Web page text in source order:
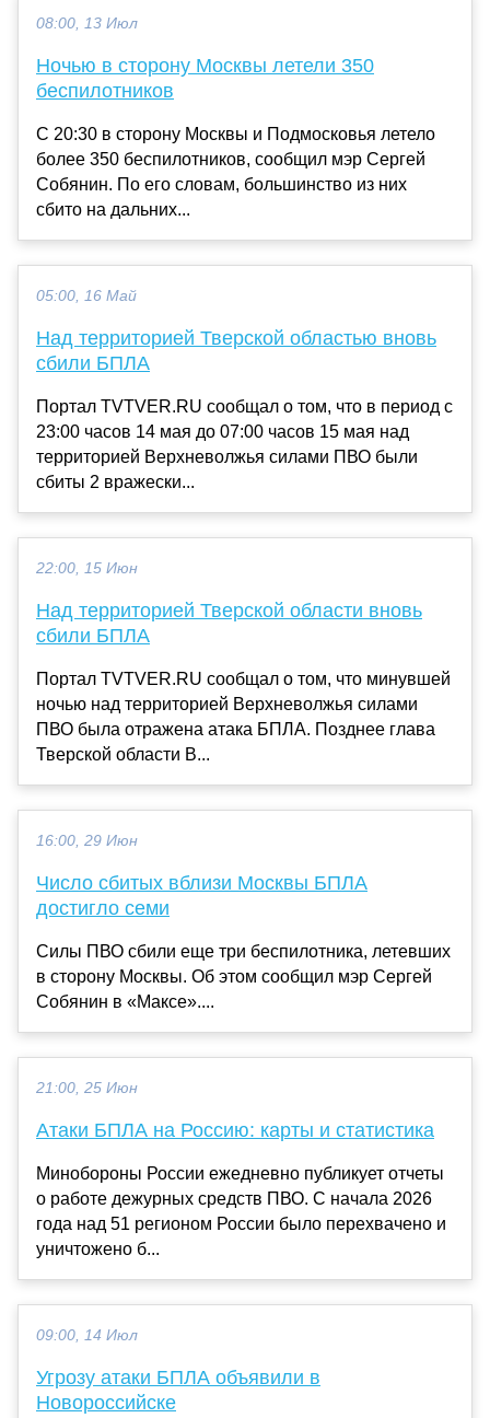
08:00, 13 Июл
Ночью в сторону Москвы летели 350
беспилотников
С 20:30 в сторону Москвы и Подмосковья летело
более 350 беспилотников, сообщил мэр Сергей
Собянин. По его словам, большинство из них
сбито на дальних...
05:00, 16 Май
Над территорией Тверской областью вновь
сбили БПЛА
Портал TVTVER.RU сообщал о том, что в период с
23:00 часов 14 мая до 07:00 часов 15 мая над
территорией Верхневолжья силами ПВО были
сбиты 2 вражески...
22:00, 15 Июн
Над территорией Тверской области вновь
сбили БПЛА
Портал TVTVER.RU сообщал о том, что минувшей
ночью над территорией Верхневолжья силами
ПВО была отражена атака БПЛА. Позднее глава
Тверской области В...
16:00, 29 Июн
Число сбитых вблизи Москвы БПЛА
достигло семи
Силы ПВО сбили еще три беспилотника, летевших
в сторону Москвы. Об этом сообщил мэр Сергей
Собянин в «Максе»....
21:00, 25 Июн
Атаки БПЛА на Россию: карты и статистика
Минобороны России ежедневно публикует отчеты
о работе дежурных средств ПВО. С начала 2026
года над 51 регионом России было перехвачено и
уничтожено б...
09:00, 14 Июл
Угрозу атаки БПЛА объявили в
Новороссийске